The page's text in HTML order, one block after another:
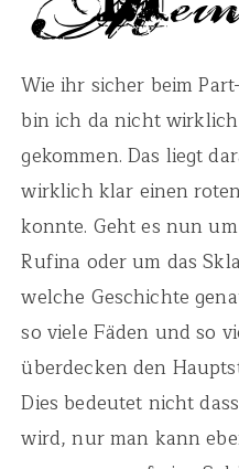
Wie ihr sicher beim
bin ich da nicht
gekommen. Das liegt
wirklich klar einen
konnte. Geht es nun
Rufina oder um das
welche Geschichte
so viele Fäden und so
überdecken den
Dies bedeutet nicht
wird, nur man kann